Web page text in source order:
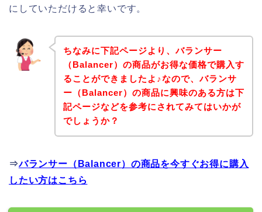
にしていただけると幸いです。
ちなみに下記ページより、バランサー
（Balancer）の商品がお得な価格で購入す
ることができましたよ♪なので、バランサ
ー（Balancer）の商品に興味のある方は下
記ページなどを参考にされてみてはいかが
でしょうか？
⇒バランサー（Balancer）の商品を今すぐお得に購入
したい方はこちら